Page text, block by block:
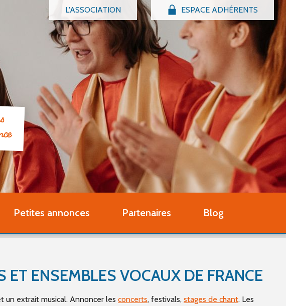
L'ASSOCIATION
Billetterie
Devenir adhérent Groupe Vocal
Devenir adhérent Partenaire
Ouvrir un compte Découverte
Questions fréquentes
ESPACE ADHÉRENTS
Connexion
Petites annonces
Autres
Partenaires Blog
ENSEMBLES VOCAUX DE FRANCE
un extrait musical. Annoncer les concerts, festivals, stages de chant. Les